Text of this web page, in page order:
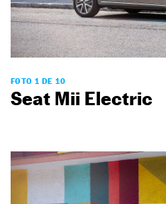
FOTO 1 DE 10
Seat Mii Electric